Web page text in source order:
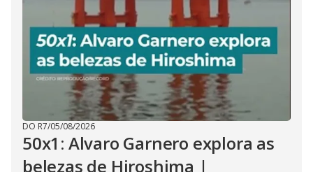
DO R7/05/08/2026
50x1: Alvaro Garnero explora as
belezas de Hiroshima |